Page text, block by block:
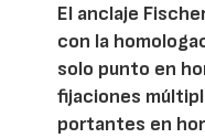
El anclaje
con la
solo punto en
fijaciones
portantes en